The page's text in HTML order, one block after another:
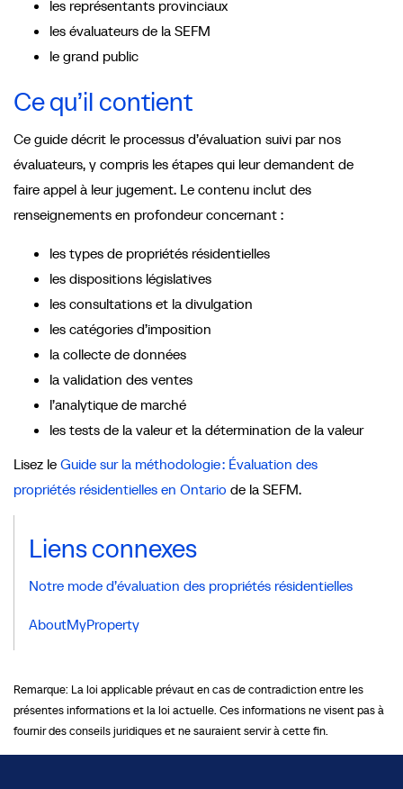
les représentants provinciaux
les évaluateurs de la SEFM
le grand public
Ce qu’il contient
Ce guide décrit le processus d’évaluation suivi par nos
évaluateurs, y compris les étapes qui leur demandent de
faire appel à leur jugement. Le contenu inclut des
renseignements en profondeur concernant :
les types de propriétés résidentielles
les dispositions législatives
les consultations et la divulgation
les catégories d’imposition
la collecte de données
la validation des ventes
l’analytique de marché
les tests de la valeur et la détermination de la valeur
Lisez le Guide sur la méthodologie : Évaluation des
propriétés résidentielles en Ontario de la SEFM.
Liens connexes
Notre mode d’évaluation des propriétés résidentielles
AboutMyProperty
Remarque: La loi applicable prévaut en cas de contradiction entre les
présentes informations et la loi actuelle. Ces informations ne visent pas à
fournir des conseils juridiques et ne sauraient servir à cette fin.